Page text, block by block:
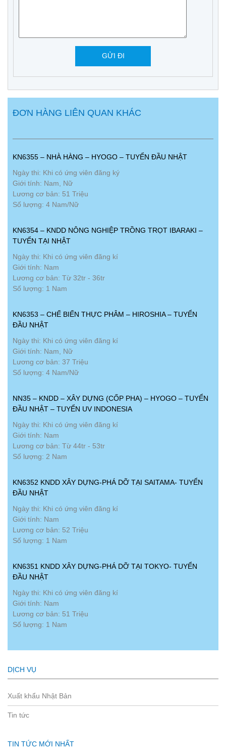
ĐƠN HÀNG LIÊN QUAN KHÁC
KN6355 – NHÀ HÀNG – HYOGO – TUYỂN ĐẦU NHẬT
Ngày thi: Khi có ứng viên đăng ký
Giới tính: Nam, Nữ
Lương cơ bản: 51 Triệu
Số lượng: 4 Nam/Nữ
KN6354 – KNDD NÔNG NGHIỆP TRỒNG TRỌT IBARAKI –
TUYỂN TẠI NHẬT
Ngày thi: Khi có ứng viên đăng kí
Giới tính: Nam
Lương cơ bản: Từ 32tr - 36tr
Số lượng: 1 Nam
KN6353 – CHẾ BIẾN THỰC PHÂM – HIROSHIA – TUYỂN
ĐẦU NHẬT
Ngày thi: Khi có ứng viên đăng kí
Giới tính: Nam, Nữ
Lương cơ bản: 37 Triệu
Số lượng: 4 Nam/Nữ
NN35 – KNDD – XÂY DỰNG (CỐP PHA) – HYOGO – TUYỂN
ĐẦU NHẬT – TUYỂN UV INDONESIA
Ngày thi: Khi có ứng viên đăng kí
Giới tính: Nam
Lương cơ bản: Từ 44tr - 53tr
Số lượng: 2 Nam
KN6352 KNDD XÂY DỰNG-PHÁ DỠ TẠI SAITAMA- TUYỂN
ĐẦU NHẬT
Ngày thi: Khi có ứng viên đăng kí
Giới tính: Nam
Lương cơ bản: 52 Triệu
Số lượng: 1 Nam
KN6351 KNDD XÂY DỰNG-PHÁ DỠ TẠI TOKYO- TUYỂN
ĐẦU NHẬT
Ngày thi: Khi có ứng viên đăng kí
Giới tính: Nam
Lương cơ bản: 51 Triệu
Số lượng: 1 Nam
DỊCH VỤ
Xuất khẩu Nhật Bản
Tin tức
TIN TỨC MỚI NHẤT